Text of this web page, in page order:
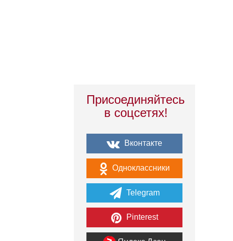
Присоединяйтесь
в соцсетях!
Вконтакте
Одноклассники
Telegram
Pinterest